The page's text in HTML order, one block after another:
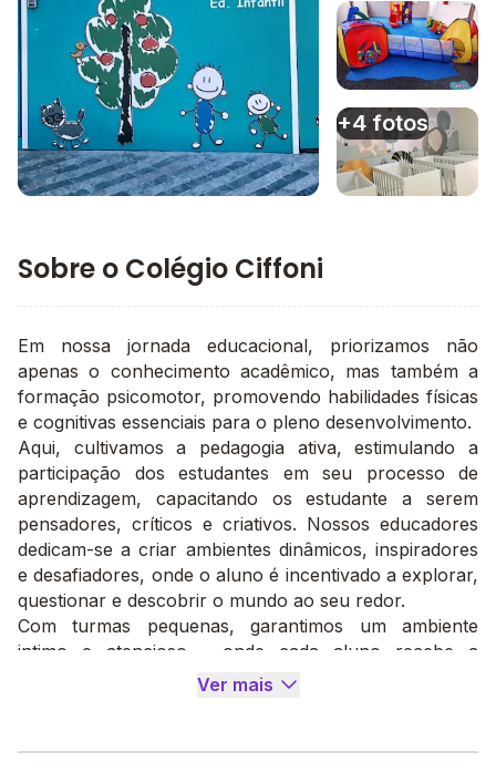
Imagem 2
Imagem 3
+4 fotos
Sobre o Colégio Ciffoni
Em nossa jornada educacional, priorizamos não
apenas o conhecimento acadêmico, mas também a
formação psicomotor, promovendo habilidades físicas
e cognitivas essenciais para o pleno desenvolvimento.
Aqui, cultivamos a pedagogia ativa, estimulando a
participação dos estudantes em seu processo de
aprendizagem, capacitando os estudante a serem
pensadores, críticos e criativos. Nossos educadores
dedicam-se a criar ambientes dinâmicos, inspiradores
e desafiadores, onde o aluno é incentivado a explorar,
questionar e descobrir o mundo ao seu redor.
Com turmas pequenas, garantimos um ambiente
intimo e atencioso , onde cada aluno recebe a
atenção afetuosa de nosso professores. Nosso corpo
alunos, ajudando-os a alcançar o seu potencial.
Ver mais